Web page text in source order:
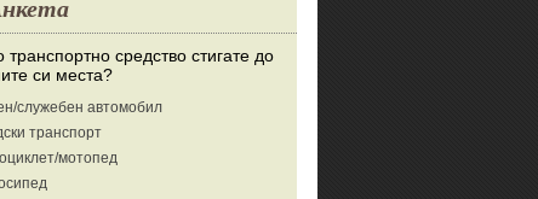
транспортно средство стигате до
си места?
служебен автомобил
транспорт
мотопед